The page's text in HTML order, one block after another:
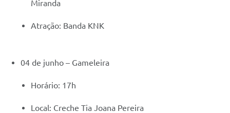
Miranda
Atração: Banda KNK
04 de junho – Gameleira
Horário: 17h
Local: Creche Tia Joana Pereira